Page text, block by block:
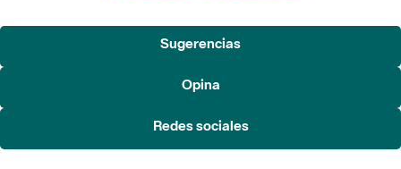
Sugerencias
Opina
Redes sociales